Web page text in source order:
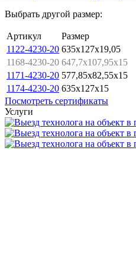
Выбрать другой размер:
Артикул
Размер
1122-4230-20 635x127x19,05
1168-4230-20 647,7x107,95x15
1171-4230-20 577,85x82,55x15
1174-4230-20 635x127x15
Посмотреть сертификаты
Услуги